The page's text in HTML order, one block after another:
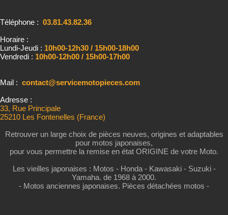
Téléphone : 03.81.43.82.36
Horaire :
Lundi-Jeudi : 10h00-12h30 / 15h00-18h00
Vendredi : 10h00-12h00 / 15h00-17h00
Mail : contact@servicemotopieces.com
Adresse :
33, Rue Principale
25210 Les Fontenelles (France)
Retrouver un large choix de pièces neuves, origines et adaptables
pour motos japonaises,
pour vous permettre la remise en état ORIGINE de votre Moto.
Les vieilles japonaises : Motos - Honda - Kawasaki - Suzuki -
Yamaha. de 1968 à 2000.
- Motos anciennes japonaises. Pièces détachées motos -